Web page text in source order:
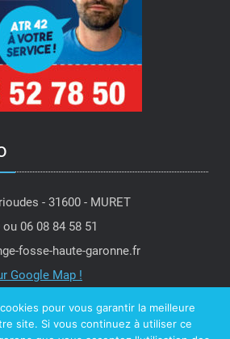
- 31600 - MURET
06 08 84 58 51
fosse-haute-garonne.fr
Google Map !
pour vous garantir la meilleure
site. Si vous continuez à utiliser ce